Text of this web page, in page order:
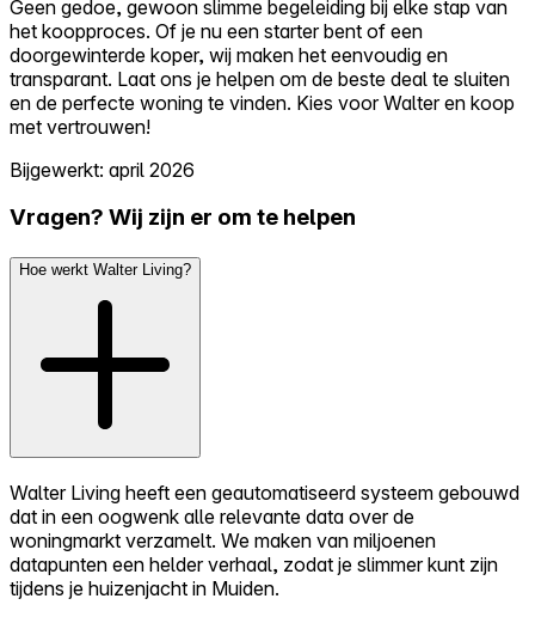
Geen gedoe, gewoon slimme begeleiding bij elke stap van
het koopproces. Of je nu een starter bent of een
doorgewinterde koper, wij maken het eenvoudig en
transparant. Laat ons je helpen om de beste deal te sluiten
en de perfecte woning te vinden. Kies voor Walter en koop
met vertrouwen!
Bijgewerkt: april 2026
Vragen? Wij zijn er om te helpen
Hoe werkt Walter Living?
Walter Living heeft een geautomatiseerd systeem gebouwd
dat in een oogwenk alle relevante data over de
woningmarkt verzamelt. We maken van miljoenen
datapunten een helder verhaal, zodat je slimmer kunt zijn
tijdens je huizenjacht in Muiden.